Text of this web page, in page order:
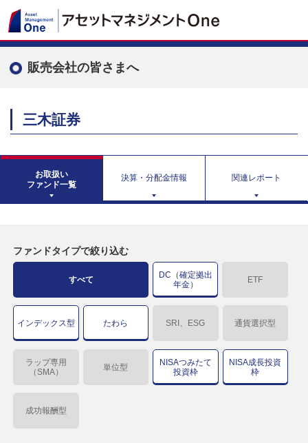
販売会社の皆さまへ
三木証券
お取扱い
ファンド一覧
決算・分配金情報 関連レポート
ファンドタイプで絞り込む
すべて
DC（確定拠出
年金）
ETF
インデックス型 たわら SRI、ESG 通貨選択型
ラップ専用
（SMA）
単位型
NISAつみたて
投資枠
NISA成長投資
枠
成功報酬型